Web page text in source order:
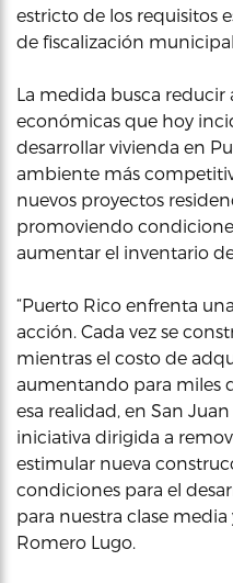
estricto de los requisitos
de fiscalización
La medida busca reducir
económicas que hoy
desarrollar vivienda en
ambiente más
nuevos proyectos
promoviendo
aumentar el inventario
“Puerto Rico enfrenta
acción. Cada vez se
mientras el costo de
aumentando para miles
esa realidad, en San
iniciativa dirigida a
estimular nueva
condiciones para el
para nuestra clase media
Romero Lugo.